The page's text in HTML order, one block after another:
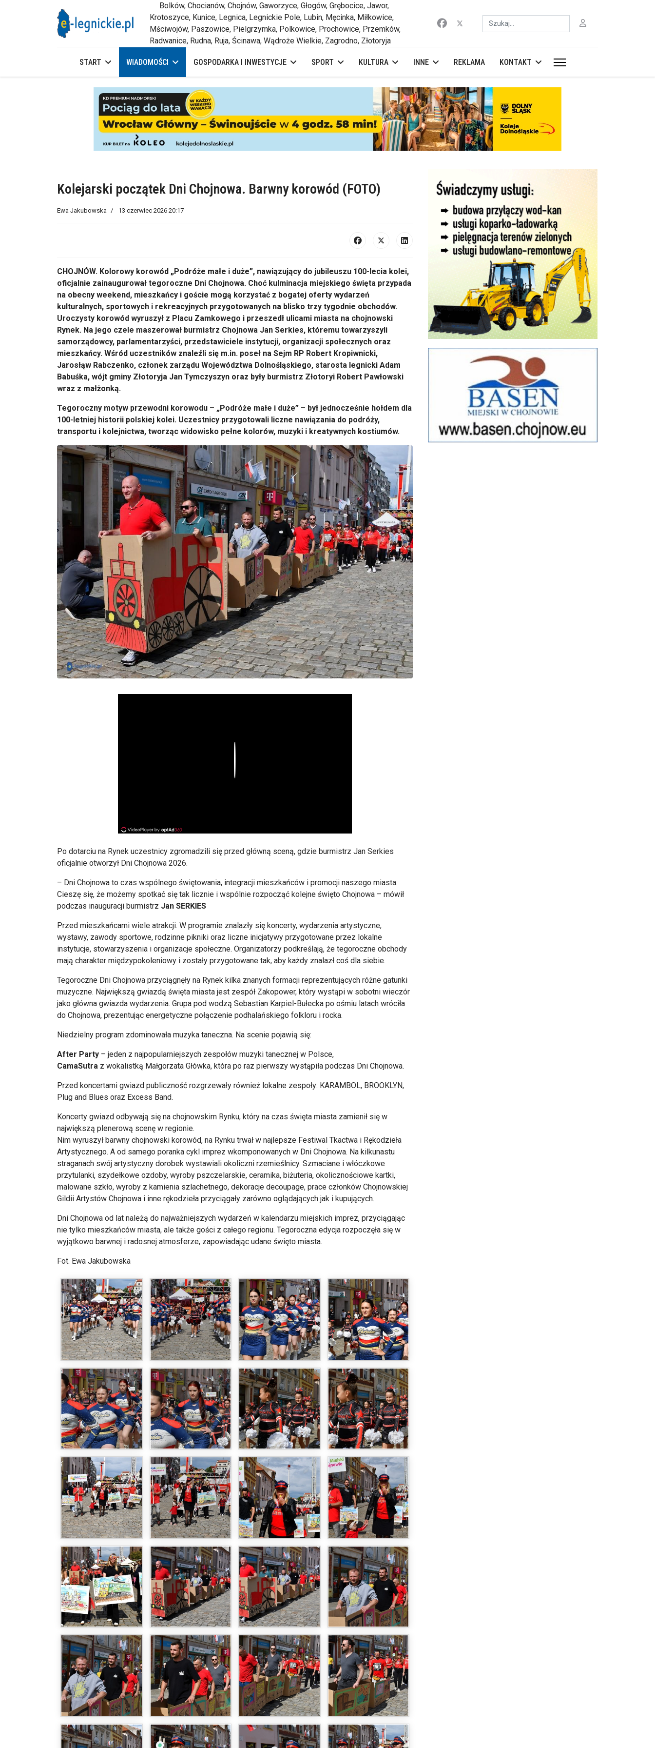
Bolków, Chocianów, Chojnów, Gaworzyce, Głogów, Grębocice, Jawor,
Krotoszyce, Kunice, Legnica, Legnickie Pole, Lubin, Męcinka, Miłkowice,
Mściwojów, Paszowice, Pielgrzymka, Polkowice, Prochowice, Przemków,
Radwanice, Rudna, Ruja, Ścinawa, Wądroże Wielkie, Zagrodno, Złotoryja
Szukaj
START WIADOMOŚCI GOSPODARKA I INWESTYCJE SPORT KULTURA INNE REKLAMA KONTAKT
Kolejarski początek Dni Chojnowa. Barwny korowód (FOTO)
Ewa Jakubowska 13 czerwiec 2026 20:17
CHOJNÓW. Kolorowy korowód „Podróże małe i duże”, nawiązujący do jubileuszu 100-lecia kolei,
oficjalnie zainaugurował tegoroczne Dni Chojnowa. Choć kulminacja miejskiego święta przypada
na obecny weekend, mieszkańcy i goście mogą korzystać z bogatej oferty wydarzeń
kulturalnych, sportowych i rekreacyjnych przygotowanych na blisko trzy tygodnie obchodów.
Uroczysty korowód wyruszył z Placu Zamkowego i przeszedł ulicami miasta na chojnowski
Rynek. Na jego czele maszerował burmistrz Chojnowa Jan Serkies, któremu towarzyszyli
samorządowcy, parlamentarzyści, przedstawiciele instytucji, organizacji społecznych oraz
mieszkańcy. Wśród uczestników znaleźli się m.in. poseł na Sejm RP Robert Kropiwnicki,
Jarosłąw Rabczenko, członek zarządu Województwa Dolnośląskiego, starosta legnicki Adam
Babuśka, wójt gminy Złotoryja Jan Tymczyszyn oraz były burmistrz Złotoryi Robert Pawłowski
wraz z małżonką.
Tegoroczny motyw przewodni korowodu – „Podróże małe i duże” – był jednocześnie hołdem dla
100-letniej historii polskiej kolei. Uczestnicy przygotowali liczne nawiązania do podróży,
transportu i kolejnictwa, tworząc widowisko pełne kolorów, muzyki i kreatywnych kostiumów.
Po dotarciu na Rynek uczestnicy zgromadzili się przed główną sceną, gdzie burmistrz Jan Serkies
oficjalnie otworzył Dni Chojnowa 2026.
– Dni Chojnowa to czas wspólnego świętowania, integracji mieszkańców i promocji naszego miasta.
Cieszę się, że możemy spotkać się tak licznie i wspólnie rozpocząć kolejne święto Chojnowa – mówił
podczas inauguracji burmistrz Jan SERKIES
Przed mieszkańcami wiele atrakcji. W programie znalazły się koncerty, wydarzenia artystyczne,
wystawy, zawody sportowe, rodzinne pikniki oraz liczne inicjatywy przygotowane przez lokalne
instytucje, stowarzyszenia i organizacje społeczne. Organizatorzy podkreślają, że tegoroczne obchody
mają charakter międzypokoleniowy i zostały przygotowane tak, aby każdy znalazł coś dla siebie.
Tegoroczne Dni Chojnowa przyciągnęły na Rynek kilka znanych formacji reprezentujących różne gatunki
muzyczne. Największą gwiazdą święta miasta jest zespół Zakopower, który wystąpi w sobotni wieczór
jako główna gwiazda wydarzenia. Grupa pod wodzą Sebastian Karpiel-Bułecka po ośmiu latach wróciła
do Chojnowa, prezentując energetyczne połączenie podhalańskiego folkloru i rocka.
Niedzielny program zdominowała muzyka taneczna. Na scenie pojawią się:
After Party – jeden z najpopularniejszych zespołów muzyki tanecznej w Polsce,
CamaSutra z wokalistką Małgorzata Główka, która po raz pierwszy wystąpiła podczas Dni Chojnowa.
Przed koncertami gwiazd publiczność rozgrzewały również lokalne zespoły: KARAMBOL, BROOKLYN,
Plug and Blues oraz Excess Band.
Koncerty gwiazd odbywają się na chojnowskim Rynku, który na czas święta miasta zamienił się w
największą plenerową scenę w regionie.
Nim wyruszył barwny chojnowski korowód, na Rynku trwał w najlepsze Festiwal Tkactwa i Rękodzieła
Artystycznego. A od samego poranka cykl imprez wkomponowanych w Dni Chojnowa. Na kilkunastu
straganach swój artystyczny dorobek wystawiali okoliczni rzemieślnicy. Szmaciane i włóczkowe
przytulanki, szydełkowe ozdoby, wyroby pszczelarskie, ceramika, biżuteria, okolicznościowe kartki,
malowane szkło, wyroby z kamienia szlachetnego, dekoracje decoupage, prace członków Chojnowskiej
Gildii Artystów Chojnowa i inne rękodzieła przyciągały zarówno oglądających jak i kupujących.
Dni Chojnowa od lat należą do najważniejszych wydarzeń w kalendarzu miejskich imprez, przyciągając
nie tylko mieszkańców miasta, ale także gości z całego regionu. Tegoroczna edycja rozpoczęła się w
wyjątkowo barwnej i radosnej atmosferze, zapowiadając udane święto miasta.
Fot. Ewa Jakubowska